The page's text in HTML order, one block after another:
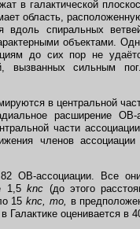
в галактической
область,
спиральных
объектами.
до сих пор не
вызванных сильным
в центральной
расширение ОВ-
части
членов
ОВ-ассоциации. Все
1,5knc (до этого
15 knc, то,
в
оценивается в